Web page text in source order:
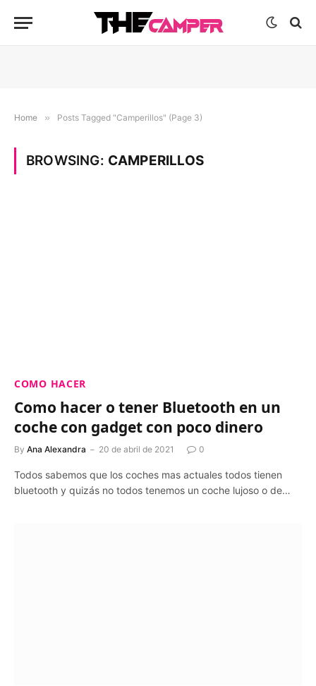
Home » Posts Tagged "Camperillos" (Page 3)
BROWSING: CAMPERILLOS
COMO HACER
Como hacer o tener Bluetooth en un
coche con gadget con poco dinero
By Ana Alexandra 20 de abril de 2021 0
Todos sabemos que los coches mas actuales todos tienen
bluetooth y quizás no todos tenemos un coche lujoso o de…